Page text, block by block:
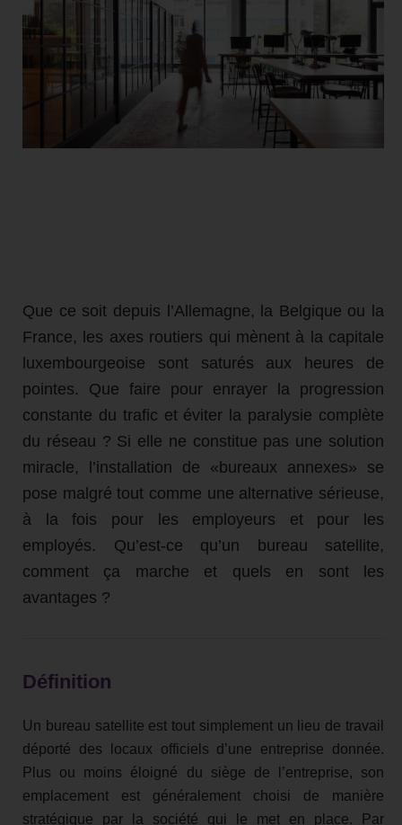
Que ce soit depuis l’Allemagne, la Belgique ou la
France, les axes routiers qui mènent à la capitale
luxembourgeoise sont saturés aux heures de
pointes. Que faire pour enrayer la progression
constante du trafic et éviter la paralysie complète
du réseau ? Si elle ne constitue pas une solution
miracle, l’installation de «bureaux annexes» se
pose malgré tout comme une alternative sérieuse,
à la fois pour les employeurs et pour les
employés. Qu’est-ce qu’un bureau satellite,
comment ça marche et quels en sont les
avantages ?
Définition
Un bureau satellite est tout simplement un lieu de travail
déporté des locaux officiels d’une entreprise donnée.
Plus ou moins éloigné du siège de l’entreprise, son
emplacement est généralement choisi de manière
stratégique par la société qui le met en place. Par